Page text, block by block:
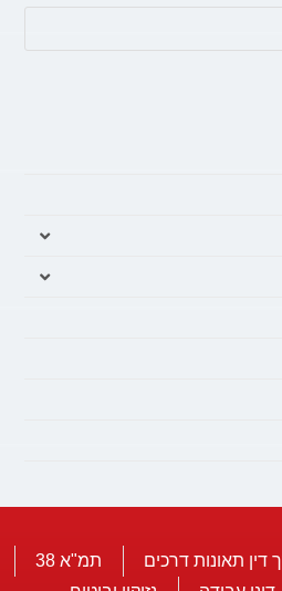
דין תאונות דרכים
תמ"א 38